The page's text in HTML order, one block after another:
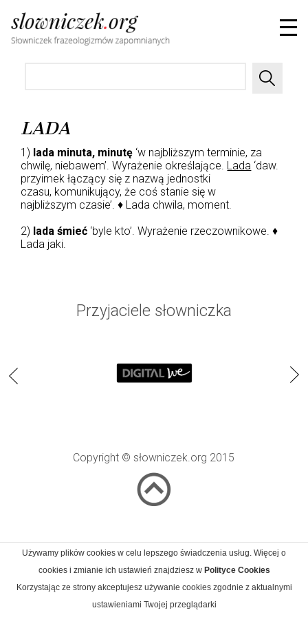
LADA
1) lada minuta, minutę ‘w najbliższym terminie, za
chwilę, niebawem’. Wyrażenie określające. Lada ‘daw.
przyimek łączący się z nazwą jednostki
czasu, komunikujący, że coś stanie się w
najbliższym czasie’. ♦ Lada chwila, moment.
2) lada śmieć ‘byle kto’. Wyrażenie rzeczownikowe. ♦
Lada jaki.
Przyjaciele słowniczka
Copyright © słowniczek.org 2015
Używamy plików cookies w celu lepszego świadczenia usług. Więcej o
cookies i zmianie ich ustawień znajdziesz w Polityce Cookies
Korzystając ze strony akceptujesz używanie cookies zgodnie z aktualnymi
ustawieniami Twojej przeglądarki